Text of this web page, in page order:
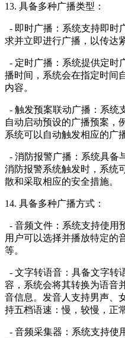
13. 具备多种广播类型：
- 即时广播：系统支持即时
求并立即进行广播，以传达
- 定时广播：系统提供定时
播时间，系统会在指定时间
内容。
- 触发预案联动广播：系统
自动启动预设的广播预案，
系统可以自动触发相应的广
- 消防报警广播：系统具备
消防报警系统触发时，系统
散和采取相应的安全措施。
14. 具备多种广播方式：
- 音频文件：系统支持使用
用户可以选择并播放特定的
等。
- 文字转语音：具备文字转
容，系统会将其转换为语音
音信息。发音人支持男声、
持五档语速：慢，较慢，正
- 音频采集器：系统支持使